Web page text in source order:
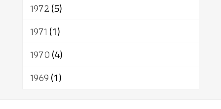
1972(5)
1971 (1)
1970(4)
1969(1)